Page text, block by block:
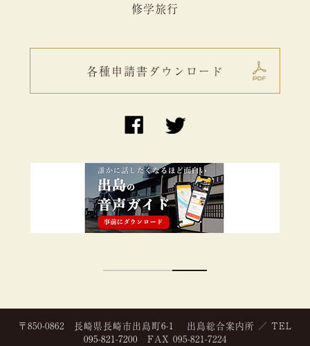
修学旅行
各種申請書ダウンロード
〒850-0862 長崎県長崎市出島町6-1 出島総合案内所 ／ TEL
095-821-7200 FAX 095-821-7224